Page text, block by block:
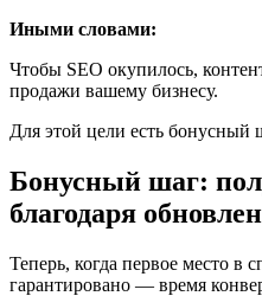
Иными словами:
Чтобы SEO окупилось,
продажи вашему бизнесу.
Для этой цели есть бонусный
Бонусный шаг:
благодаря
Теперь, когда первое место в
гарантировано — время